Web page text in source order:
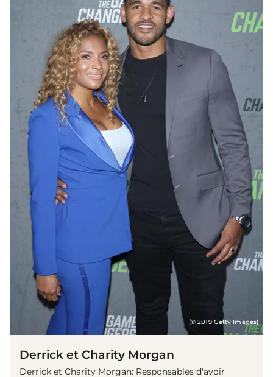
(© 2019 Getty Images)
Derrick et Charity Morgan
Derrick et Charity Morgan: Responsables d'avoir